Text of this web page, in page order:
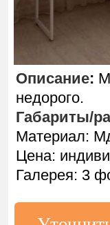
Описание:
недорого.
Габариты/
Материал:
Цена:
Галерея: 3